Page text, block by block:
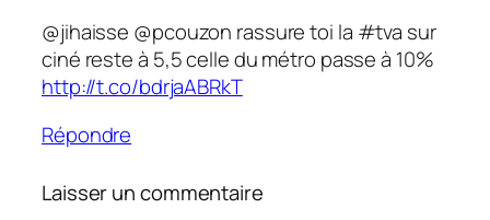
@jihaisse @pcouzon rassure toi la #tva sur
ciné reste à 5,5 celle du métro passe à 10%
http://t.co/bdrjaABRkT
Répondre
Laisser un commentaire